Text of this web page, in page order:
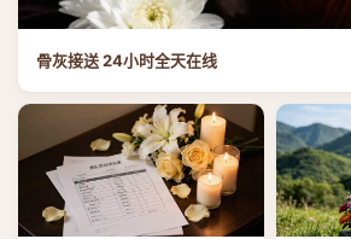
骨灰接送 24小时全天在线